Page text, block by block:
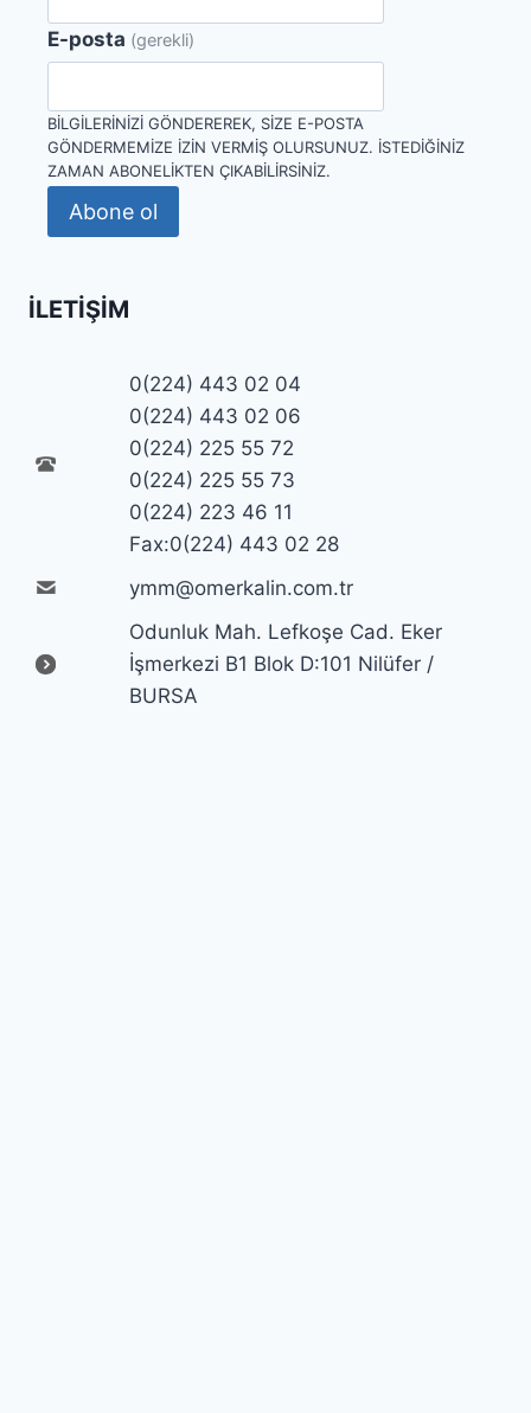
E-posta (gerekli)
BILGILERINIZI GÖNDEREREK, SIZE E-POSTA
GÖNDERMEMIZE IZIN VERMIŞ OLURSUNUZ. İSTEDIĞINIZ
ZAMAN ABONELIKTEN ÇIKABILIRSINIZ.
Abone ol
İLETIŞIM
0(224) 443 02 04
0(224) 443 02 06
0(224) 225 55 72
0(224) 225 55 73
0(224) 223 46 11
Fax:0(224) 443 02 28
ymm@omerkalin.com.tr
Odunluk Mah. Lefkoşe Cad. Eker
İşmerkezi B1 Blok D:101 Nilüfer /
BURSA